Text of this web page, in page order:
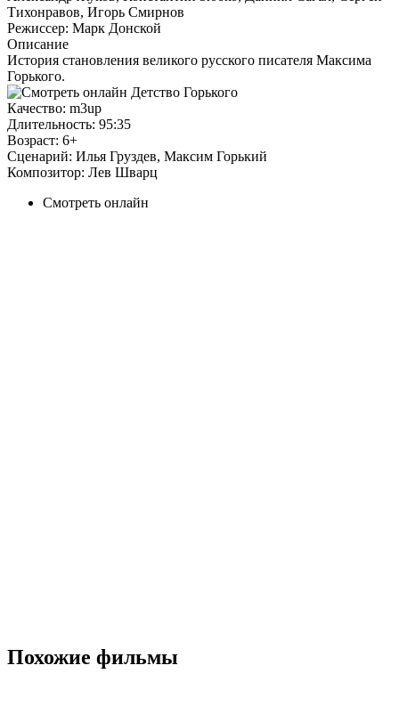
Тихонравов, Игорь Смирнов
Режиссер: Марк Донской
Описание
История становления великого русского писателя Максима
Горького.
Качество: m3up
Длительность: 95:35
Возраст: 6+
Сценарий: Илья Груздев, Максим Горький
Композитор: Лев Шварц
Смотреть онлайн
Похожие фильмы